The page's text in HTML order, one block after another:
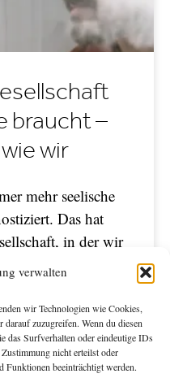
verwalten
wir Technologien wie Cookies,
zuzugreifen. Wenn du diesen
das Surfverhalten oder eindeutige IDs
nicht erteilst oder
Funktionen beeinträchtigt werden.
braucht –
wir
mehr seelische
Das hat
in der wir
Psychotherapie
April 2023